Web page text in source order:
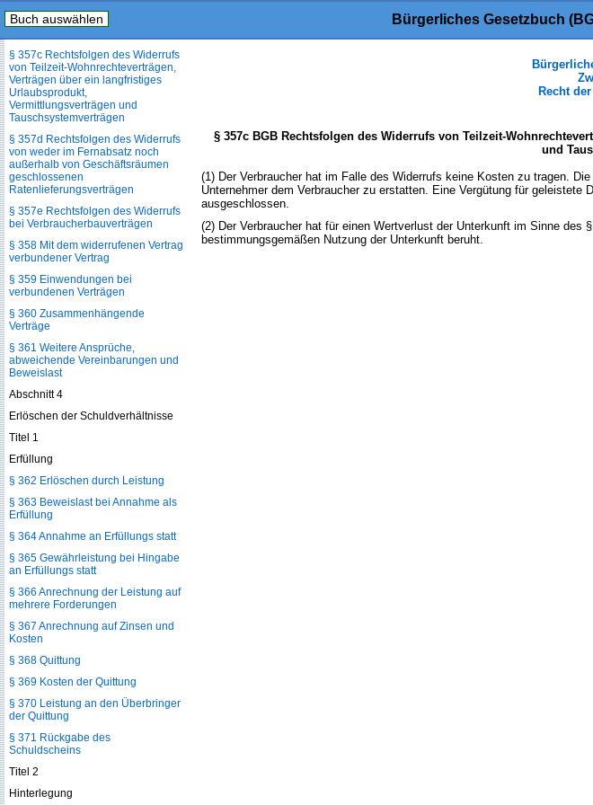
Buch auswählen Bürgerliches Gesetzbuch
Recht
§ 357c BGB Rechtsfolgen des Widerrufs von Teilzeit-
und
(1) Der Verbraucher hat im Falle des Widerrufs keine Kosten zu tragen.
Unternehmer dem Verbraucher zu erstatten. Eine Vergütung für
ausgeschlossen.
(2) Der Verbraucher hat für einen Wertverlust der Unterkunft im Sinne
bestimmungsgemäßen Nutzung der Unterkunft beruht.
§ 357b Rechtsfolgen des Widerrufs
von Verträgen über
§ 357c Rechtsfolgen des Widerrufs
von Teilzeit-Wohnrechteverträgen,
Verträgen über ein langfristiges
Urlaubsprodukt,
Vermittlungsverträgen und
Tauschsystemverträgen
§ 357d Rechtsfolgen des Widerrufs
von weder im Fernabsatz noch
außerhalb von Geschäftsräumen
geschlossenen
Ratenlieferungsverträgen
§ 357e Rechtsfolgen des Widerrufs
bei Verbraucherbauverträgen
§ 358 Mit dem widerrufenen Vertrag
verbundener Vertrag
§ 359 Einwendungen bei
verbundenen Verträgen
§ 360 Zusammenhängende
Verträge
§ 361 Weitere Ansprüche,
abweichende Vereinbarungen und
Beweislast
Abschnitt 4
Erlöschen der Schuldverhältnisse
Titel 1
Erfüllung
§ 362 Erlöschen durch Leistung
§ 363 Beweislast bei Annahme als
Erfüllung
§ 364 Annahme an Erfüllungs statt
§ 365 Gewährleistung bei Hingabe
an Erfüllungs statt
§ 366 Anrechnung der Leistung auf
mehrere Forderungen
§ 367 Anrechnung auf Zinsen und
Kosten
§ 368 Quittung
§ 369 Kosten der Quittung
§ 370 Leistung an den Überbringer
der Quittung
§ 371 Rückgabe des
Schuldscheins
Titel 2
Hinterlegung